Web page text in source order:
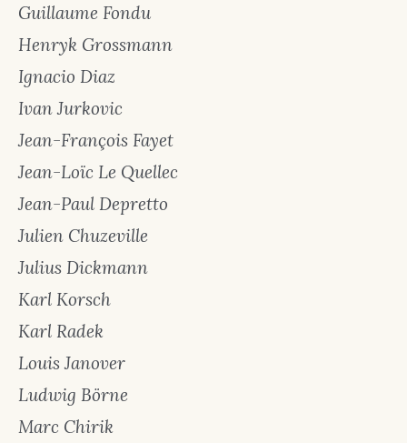
Guillaume Fondu
Henryk Grossmann
Ignacio Diaz
Ivan Jurkovic
Jean-François Fayet
Jean-Loïc Le Quellec
Jean-Paul Depretto
Julien Chuzeville
Julius Dickmann
Karl Korsch
Karl Radek
Louis Janover
Ludwig Börne
Marc Chirik